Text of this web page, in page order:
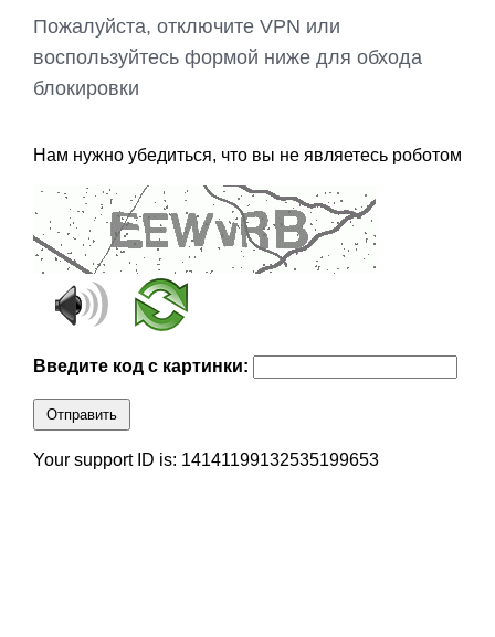
Пожалуйста, отключите VPN или
воспользуйтесь формой ниже для обхода
блокировки
Нам нужно убедиться, что вы не являетесь роботом
Введите код с картинки:
Отправить
Your support ID is: 14141199132535199653